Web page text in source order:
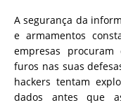
A segurança da
e armamentos
empresas procuram
furos nas suas
hackers tentam
dados antes que